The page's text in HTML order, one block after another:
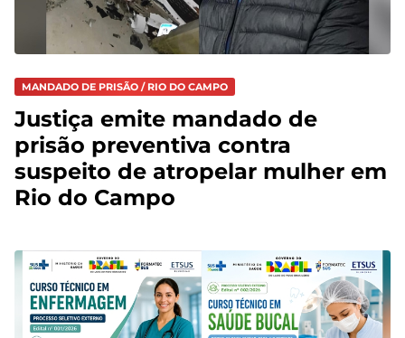
MANDADO DE PRISÃO / RIO DO CAMPO
Justiça emite mandado de
prisão preventiva contra
suspeito de atropelar mulher em
Rio do Campo